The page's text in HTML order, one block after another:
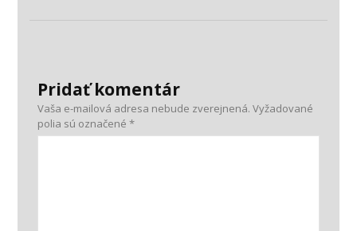
Pridať komentár
Vaša e-mailová adresa nebude zverejnená. Vyžadované
polia sú označené*